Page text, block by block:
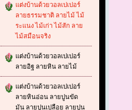
แต่งบ้านด้วยวอลเปเปอร์
ลายธรรมชาติ ลายไม้ ไม้
ระแนง ไม้เก่า ไม้สัก ลาย
ไม้สมือนจริง
แต่งบ้านด้วยวอลเปเปอร์
ลายอิฐ ลายหิน ลายไม้
แต่งบ้านด้วยวอลเปเปอร์
ลายหินอ่อน ลายปูนขัด
มัน ลายปูนเปลือย ลายปูน